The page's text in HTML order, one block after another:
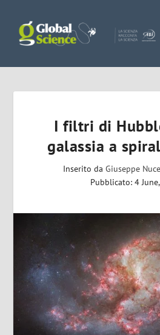
I filtri di
galassia a
Inserito da Giuseppe
Pubblicato: 4